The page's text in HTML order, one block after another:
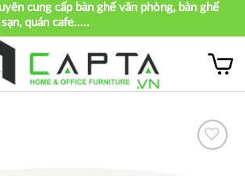
cung cấp bàn ghế văn phòng, bàn ghế
quán cafe.....